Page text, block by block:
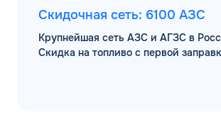
Скидочная сеть: 6100 АЗС
Крупнейшая сеть АЗС и АГЗС в
Скидка на топливо с первой